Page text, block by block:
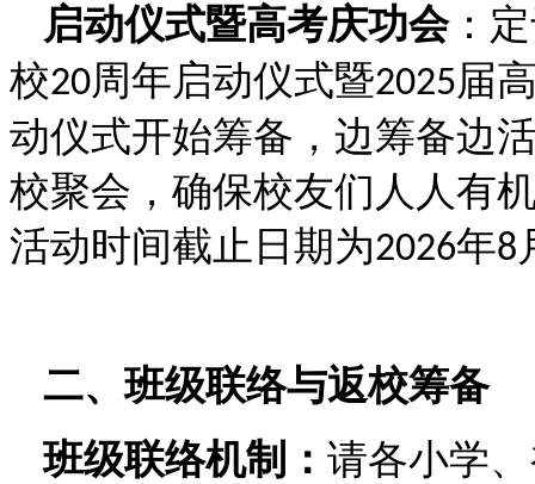
启动仪式暨高考庆功会：
校20周年启动仪式暨2025届
动仪式开始筹备，边筹备边
校聚会，确保校友们人人有
活动时间截止日期为2026年8
二、班级联络与返校筹备
班级联络机制： 请各小学